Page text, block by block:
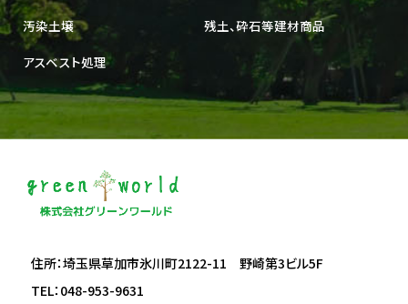
汚染土壌
残土、砕石等建材商品
アスベスト処理
住所：埼玉県草加市氷川町2122-11 野崎第3ビル5F
TEL：048-953-9631